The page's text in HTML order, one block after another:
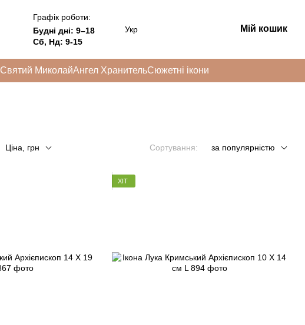
Графік роботи:
Будні дні: 9–18
Сб, Нд: 9-15
Укр Мій кошик
Святий МиколайАнгел ХранительСюжетні ікони
Ціна, грн Сортування: за популярністю
ХІТ